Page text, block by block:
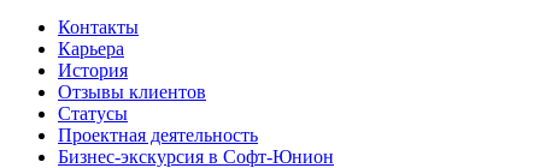
Контакты
Карьера
История
Отзывы клиентов
Статусы
Проектная деятельность
Бизнес-экскурсия в Софт-Юнион